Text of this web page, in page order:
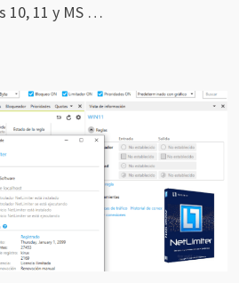
10, 11 y MS …